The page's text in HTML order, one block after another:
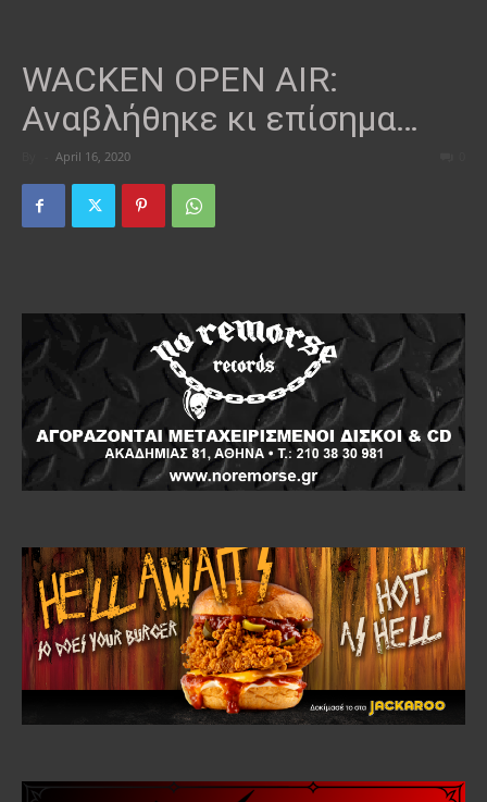
WACKEN OPEN AIR:
Αναβλήθηκε κι επίσημα…
April 16, 2020